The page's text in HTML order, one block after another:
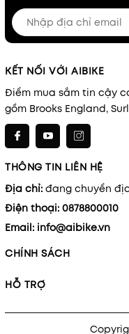
KẾT NỐI VỚI AIBIKE
Điểm mua sắm tin cậy
gồm Brooks England,
THÔNG TIN LIÊN HỆ
Địa chỉ: đang chuyển
Điện thoại: 0878800010
Email: info@aibike.vn
CHÍNH SÁCH
HỖ TRỢ